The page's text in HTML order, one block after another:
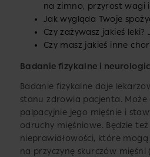
na zimno, przyrost wagi
Jak wygląda Twoje
Czy zażywasz jakieś
Czy masz jakieś inne
Badanie fizykalne i
Badanie fizykalne daje
stanu zdrowia pacjenta. Może
palpacyjnie jego mięśnie i
odruchy mięśniowe. Będzie też
nieprawidłowości, które mogą
na przyczynę skurczów mięśni